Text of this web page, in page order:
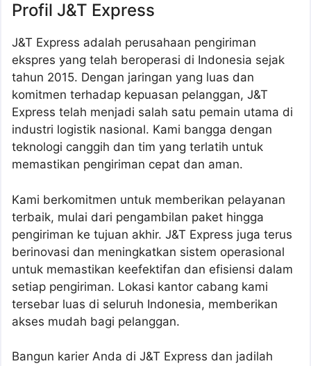
Profil J&T Express
J&T Express adalah perusahaan pengiriman
ekspres yang telah beroperasi di Indonesia sejak
tahun 2015. Dengan jaringan yang luas dan
komitmen terhadap kepuasan pelanggan, J&T
Express telah menjadi salah satu pemain utama di
industri logistik nasional. Kami bangga dengan
teknologi canggih dan tim yang terlatih untuk
memastikan pengiriman cepat dan aman.
Kami berkomitmen untuk memberikan pelayanan
terbaik, mulai dari pengambilan paket hingga
pengiriman ke tujuan akhir. J&T Express juga terus
berinovasi dan meningkatkan sistem operasional
untuk memastikan keefektifan dan efisiensi dalam
setiap pengiriman. Lokasi kantor cabang kami
tersebar luas di seluruh Indonesia, memberikan
akses mudah bagi pelanggan.
Bangun karier Anda di J&T Express dan jadilah